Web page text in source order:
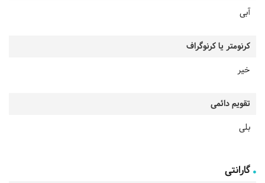
آبی
کرنومتر یا کرنوگراف
خیر
تقویم دائمی
بلی
گارانتی